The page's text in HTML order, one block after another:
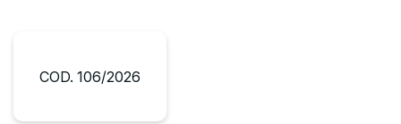
Imóveis
COD. 106/2026